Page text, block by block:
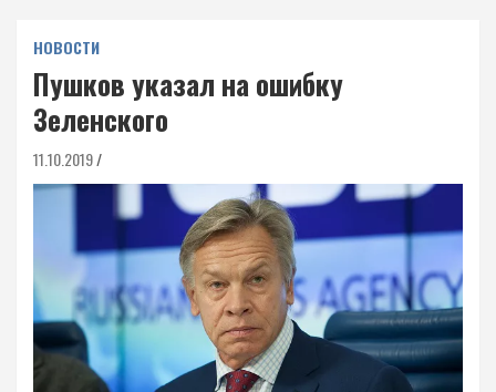
НОВОСТИ
Пушков указал на ошибку
Зеленского
11.10.2019